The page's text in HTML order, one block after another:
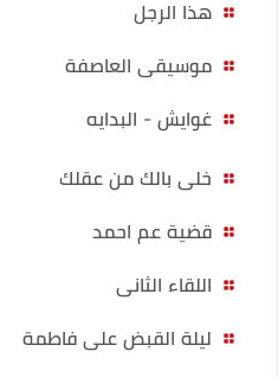
هذا الرجل
موسيقى العاصفة
غوايش - البدايه
خلى بالك من عقلك
قضية عم احمد
اللقاء الثانى
ليلة القبض على فاطمة